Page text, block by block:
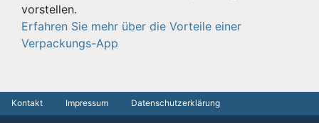
vorstellen.
Erfahren Sie mehr über die Vorteile einer
Verpackungs-App
Kontakt Impressum Datenschutzerklärung